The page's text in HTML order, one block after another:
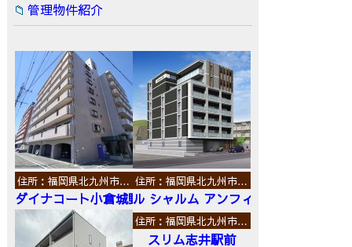
管理物件紹介
住所：福岡県北九州市…
ダイナコート小倉城野
住所：福岡県北九州市…
ル シャルム アンフィニ
住所：福岡県北九州市…
スリム志井駅前